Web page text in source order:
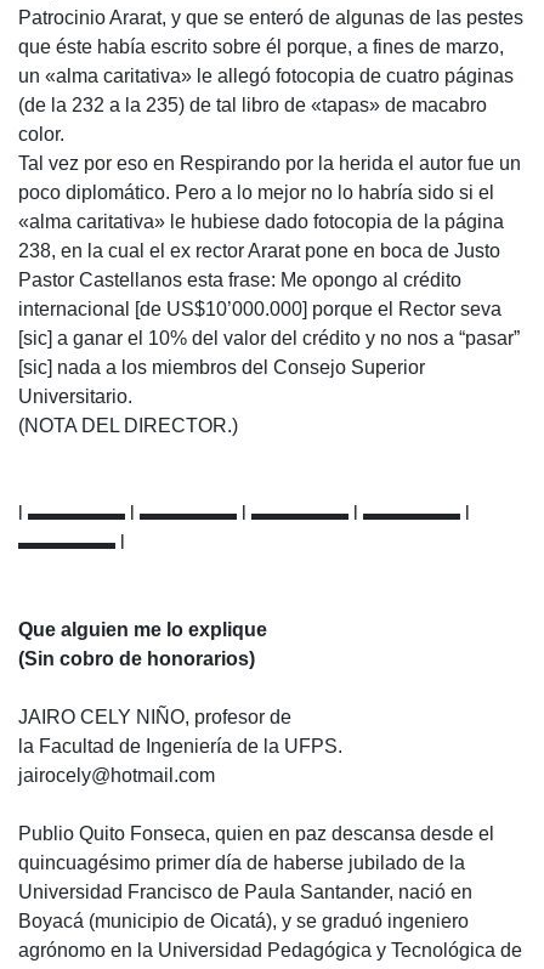
Patrocinio Ararat, y que se enteró de algunas de las pestes
que éste había escrito sobre él porque, a fines de marzo,
un «alma caritativa» le allegó fotocopia de cuatro páginas
(de la 232 a la 235) de tal libro de «tapas» de macabro
color.
Tal vez por eso en Respirando por la herida el autor fue un
poco diplomático. Pero a lo mejor no lo habría sido si el
«alma caritativa» le hubiese dado fotocopia de la página
238, en la cual el ex rector Ararat pone en boca de Justo
Pastor Castellanos esta frase: Me opongo al crédito
internacional [de US$10’000.000] porque el Rector seva
[sic] a ganar el 10% del valor del crédito y no nos a “pasar”
[sic] nada a los miembros del Consejo Superior
Universitario.
(NOTA DEL DIRECTOR.)
l ▬▬▬▬▬ l ▬▬▬▬▬ l ▬▬▬▬▬ l ▬▬▬▬▬ l
▬▬▬▬▬ l
Que alguien me lo explique
(Sin cobro de honorarios)
JAIRO CELY NIÑO, profesor de
la Facultad de Ingeniería de la UFPS.
jairocely@hotmail.com
Publio Quito Fonseca, quien en paz descansa desde el
quincuagésimo primer día de haberse jubilado de la
Universidad Francisco de Paula Santander, nació en
Boyacá (municipio de Oicatá), y se graduó ingeniero
agrónomo en la Universidad Pedagógica y Tecnológica de